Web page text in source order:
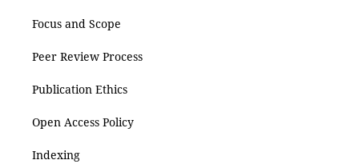
Focus and Scope
Peer Review Process
Publication Ethics
Open Access Policy
Indexing